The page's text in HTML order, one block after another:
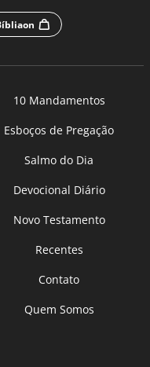
10 Mandamentos
Esboços de Pregação
Salmo do Dia
Devocional Diário
Novo Testamento
Recentes
Contato
Quem Somos